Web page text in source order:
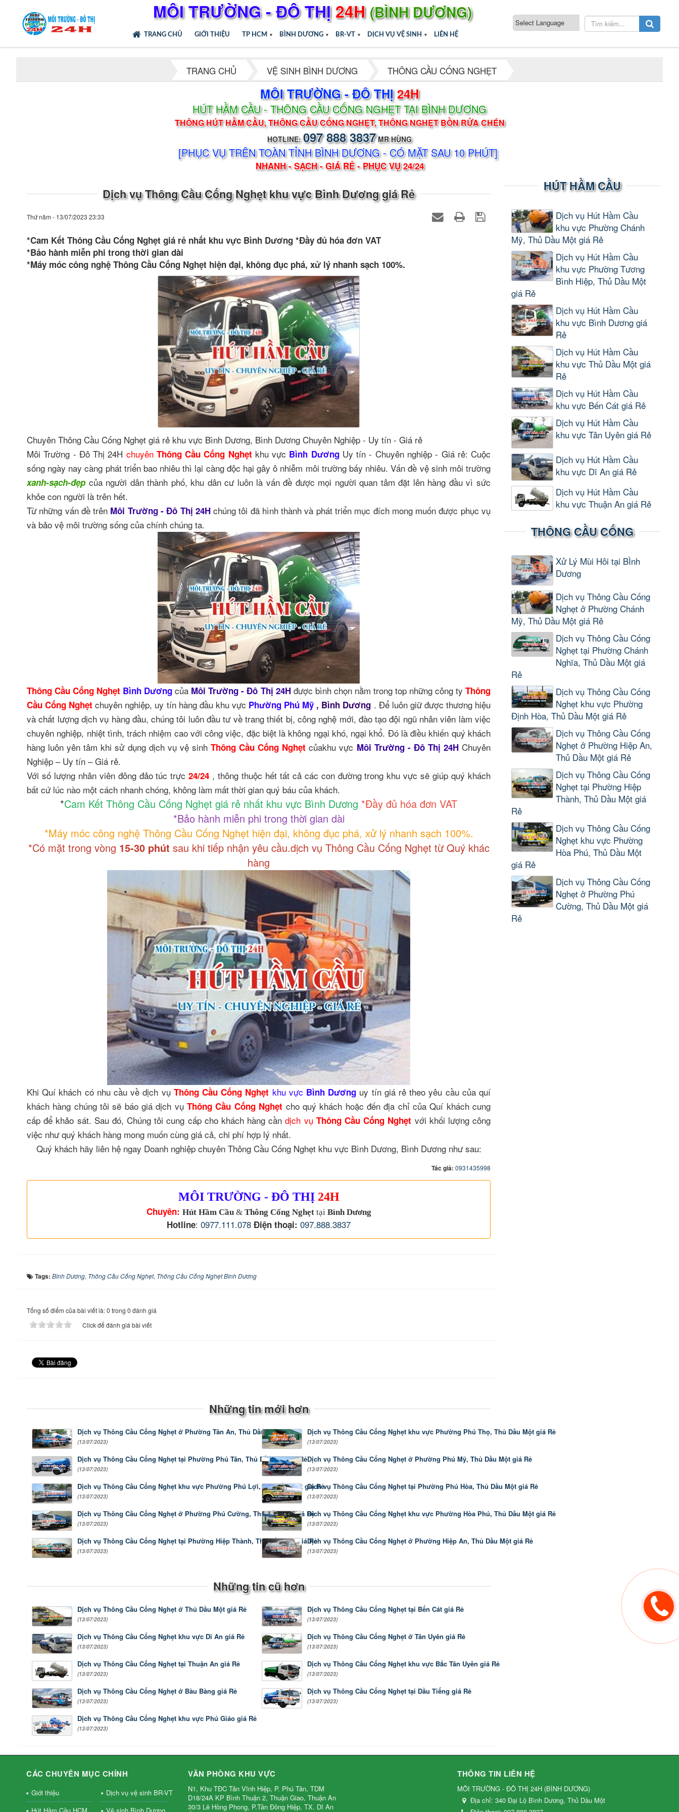
MÔI TRƯỜNG - ĐÔ THỊ24H(BÌNH DƯƠNG)
TRANG CHỦ GIỚI THIỆU TP HCM ▼ BÌNH DƯƠNG ▼ BR-VT ▼ DỊCH VỤ VỆ SINH ▼ LIÊN HỆ
TRANG CHỦ VỆ SINH BÌNH DƯƠNG THÔNG CẦU CỐNG NGHẸT
MÔI TRƯỜNG - ĐÔ THỊ24H
HÚT HẦM CẦU - THÔNG CẦU CỐNG NGHẸT TẠI BÌNH DƯƠNG
THÔNG HÚT HẦM CẦU, THÔNG CẦU CỐNG NGHẸT, THÔNG NGHẸT BỒN RỬA CHÉN
HOTLINE:097 888 3837MR HÙNG
[PHỤC VỤ TRÊN TOÀN TỈNH BÌNH DƯƠNG - CÓ MẶT SAU 10 PHÚT]
NHANH - SẠCH - GIÁ RẺ - PHỤC VỤ 24/24
Dịch vụ Thông Cầu Cống Nghẹt khu vực Bình Dương giá Rẻ
Thứ năm - 13/07/2023 23:33
*Cam Kết Thông Cầu Cống Nghẹt giá rẻ nhất khu vực Bình Dương *Đầy đủ hóa đơn VAT
*Bảo hành miễn phi trong thời gian dài
*Máy móc công nghệ Thông Cầu Cống Nghẹt hiện đại, không đục phá, xử lý nhanh sạch 100%.
Chuyên Thông Cầu Cống Nghẹt giá rẻ khu vực Bình Dương, Bình Dương Chuyên Nghiệp - Uy tín - Giá rẻ
Môi Trường - Đô Thị 24H chuyên Thông Cầu Cống Nghẹt khu vực Bình Dương Uy tín - Chuyên nghiệp - Giá rẻ: Cuộc
sống ngày nay càng phát triển bao nhiêu thì lại càng độc hại gây ô nhiễm môi trường bấy nhiêu. Vấn đề vệ sinh môi trường
xanh-sạch-đẹp của người dân thành phố, khu dân cư luôn là vấn đề được mọi người quan tâm đặt lên hàng đầu vì sức
khỏe con người là trên hết.
Từ những vấn đề trên Môi Trường - Đô Thị 24H chúng tôi đã hình thành và phát triển mục đích mong muốn được phục vụ
và bảo vệ môi trường sống của chính chúng ta.
Thông Cầu Cống Nghẹt Bình Dươngcủa Môi Trường - Đô Thị 24H được bình chọn nằm trong top những công tyThông
Cầu Cống Nghẹtchuyên nghiệp, uy tín hàng đầu khu vực Phường Phú Mỹ , Bình Dương . Để luôn giữ được thương hiệu
và chất lượng dịch vụ hàng đầu, chúng tôi luôn đầu tư về trang thiết bị, công nghệ mới, đào tạo đội ngũ nhân viên làm việc
chuyên nghiệp, nhiệt tình, trách nhiệm cao với công việc, đặc biệt là không ngại khó, ngại khổ. Đó là điều khiến quý khách
hàng luôn yên tâm khi sử dụng dịch vụ vệ sinh Thông Cầu Cống Nghẹtcủakhu vực Môi Trường - Đô Thị 24HChuyên
Nghiệp – Uy tín – Giá rẻ.
Với số lượng nhân viên đông đảo túc trực24/24 , thông thuộc hết tất cả các con đường trong khu vực sẽ giúp quý khách
bất cứ lúc nào một cách nhanh chóng, không làm mất thời gian quý báu của khách.
*Cam Kết Thông Cầu Cống Nghẹt giá rẻ nhất khu vực Bình Dương *Đầy đủ hóa đơn VAT
*Bảo hành miễn phi trong thời gian dài
*Máy móc công nghệ Thông Cầu Cống Nghẹt hiện đại, không đục phá, xử lý nhanh sạch 100%.
*Có mặt trong vòng 15-30 phút sau khi tiếp nhận yêu cầu.dịch vụ Thông Cầu Cống Nghẹt từ Quý khác
hàng
Khi Quí khách có nhu cầu về dịch vụ Thông Cầu Cống Nghẹt khu vực Bình Dương uy tín giá rẻ theo yêu cầu của quí
khách hàng chúng tôi sẽ báo giá dịch vụThông Cầu Cống Nghẹt cho quý khách hoặc đến địa chỉ của Quí khách cung
cấp để khảo sát. Sau đó, Chúng tôi cung cấp cho khách hàng cầndịch vụ Thông Cầu Cống Nghẹt với khối lượng công
việc như quý khách hàng mong muốn cùng giá cả, chi phí hợp lý nhất.
Quý khách hãy liên hệ ngay Doanh nghiệp chuyên Thông Cầu Cống Nghẹt khu vực Bình Dương, Bình Dương như sau:
Tác giả: 0931435998
MÔI TRƯỜNG - ĐÔ THỊ 24H
Chuyên: Hút Hầm Cầu & Thông Cống Nghẹt tại Bình Dương
Hotline: 0977.111.078 Điện thoại: 097.888.3837
Tags: Bình Dương, Thông Cầu Cống Nghẹt, Thông Cầu Cống Nghẹt Bình Dương
Tổng số điểm của bài viết là: 0 trong 0 đánh giá
Click để đánh giá bài viết
Những tin mới hơn
Dịch vụ Thông Cầu Cống Nghẹt ở Phường Tân An, Thủ Dầu Một giá Rẻ
(13/07/2023)
Dịch vụ Thông Cầu Cống Nghẹt khu vực Phường Phú Thọ, Thủ Dầu Một giá Rẻ
(13/07/2023)
Dịch vụ Thông Cầu Cống Nghẹt tại Phường Phú Tân, Thủ Dầu Một giá Rẻ
(13/07/2023)
Dịch vụ Thông Cầu Cống Nghẹt ở Phường Phú Mỹ, Thủ Dầu Một giá Rẻ
(13/07/2023)
Dịch vụ Thông Cầu Cống Nghẹt khu vực Phường Phú Lợi, Thủ Dầu Một giá Rẻ
(13/07/2023)
Dịch vụ Thông Cầu Cống Nghẹt tại Phường Phú Hòa, Thủ Dầu Một giá Rẻ
(13/07/2023)
Dịch vụ Thông Cầu Cống Nghẹt ở Phường Phú Cường, Thủ Dầu Một giá Rẻ
(13/07/2023)
Dịch vụ Thông Cầu Cống Nghẹt khu vực Phường Hòa Phú, Thủ Dầu Một giá Rẻ
(13/07/2023)
Dịch vụ Thông Cầu Cống Nghẹt tại Phường Hiệp Thành, Thủ Dầu Một giá Rẻ
(13/07/2023)
Dịch vụ Thông Cầu Cống Nghẹt ở Phường Hiệp An, Thủ Dầu Một giá Rẻ
(13/07/2023)
Những tin cũ hơn
Dịch vụ Thông Cầu Cống Nghẹt ở Thủ Dầu Một giá Rẻ
(13/07/2023)
Dịch vụ Thông Cầu Cống Nghẹt tại Bến Cát giá Rẻ
(13/07/2023)
Dịch vụ Thông Cầu Cống Nghẹt khu vực Dĩ An giá Rẻ
(13/07/2023)
Dịch vụ Thông Cầu Cống Nghẹt ở Tân Uyên giá Rẻ
(13/07/2023)
Dịch vụ Thông Cầu Cống Nghẹt tại Thuận An giá Rẻ
(13/07/2023)
Dịch vụ Thông Cầu Cống Nghẹt khu vực Bắc Tân Uyên giá Rẻ
(13/07/2023)
Dịch vụ Thông Cầu Cống Nghẹt ở Bàu Bàng giá Rẻ
(13/07/2023)
Dịch vụ Thông Cầu Cống Nghẹt tại Dầu Tiếng giá Rẻ
(13/07/2023)
Dịch vụ Thông Cầu Cống Nghẹt khu vực Phú Giáo giá Rẻ
(13/07/2023)
HÚT HẦM CẦU
Dịch vụ Hút Hầm Cầu
khu vực Phường Chánh
Mỹ, Thủ Dầu Một giá Rẻ
Dịch vụ Hút Hầm Cầu
khu vực Phường Tương
Bình Hiệp, Thủ Dầu Một
giá Rẻ
Dịch vụ Hút Hầm Cầu
khu vực Bình Dương giá
Rẻ
Dịch vụ Hút Hầm Cầu
khu vực Thủ Dầu Một giá
Rẻ
Dịch vụ Hút Hầm Cầu
khu vực Bến Cát giá Rẻ
Dịch vụ Hút Hầm Cầu
khu vực Tân Uyên giá Rẻ
Dịch vụ Hút Hầm Cầu
khu vực Dĩ An giá Rẻ
Dịch vụ Hút Hầm Cầu
khu vực Thuận An giá Rẻ
THÔNG CẦU CỐNG
Xử Lý Mùi Hôi tại BÌnh
Dương
Dịch vụ Thông Cầu Cống
Nghẹt ở Phường Chánh
Mỹ, Thủ Dầu Một giá Rẻ
Dịch vụ Thông Cầu Cống
Nghẹt tại Phường Chánh
Nghĩa, Thủ Dầu Một giá
Rẻ
Dịch vụ Thông Cầu Cống
Nghẹt khu vực Phường
Định Hòa, Thủ Dầu Một giá Rẻ
Dịch vụ Thông Cầu Cống
Nghẹt ở Phường Hiệp An,
Thủ Dầu Một giá Rẻ
Dịch vụ Thông Cầu Cống
Nghẹt tại Phường Hiệp
Thành, Thủ Dầu Một giá
Rẻ
Dịch vụ Thông Cầu Cống
Nghẹt khu vực Phường
Hòa Phú, Thủ Dầu Một
giá Rẻ
Dịch vụ Thông Cầu Cống
Nghẹt ở Phường Phú
Cường, Thủ Dầu Một giá
Rẻ
CÁC CHUYÊN MỤC CHÍNH
Giới thiệu
Dịch vụ vệ sinh BR-VT
Hút Hầm Cầu HCM
Vệ sinh Bình Dương
VĂN PHÒNG KHU VỰC
N1, Khu TĐC Tân Vĩnh Hiệp, P. Phú Tân, TDM
D18/24A KP Bình Thuận 2, Thuận Giao, Thuận An
30/3 Lê Hồng Phong, P.Tân Đông Hiệp, TX. Dĩ An
THÔNG TIN LIÊN HỆ
MÔI TRƯỜNG - ĐÔ THỊ 24H (BÌNH DƯƠNG)
Địa chỉ:340 Đại Lộ Bình Dương, Thủ Dầu Một